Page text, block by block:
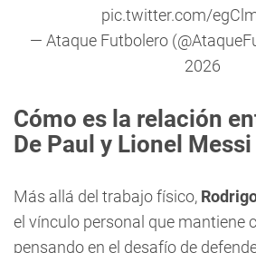
pic.twitter.com/
— Ataque Futbolero
2026
Cómo es la relación
De Paul y Lionel Messi
Más allá del trabajo físico,
el vínculo personal que mantiene
pensando en el desafío de